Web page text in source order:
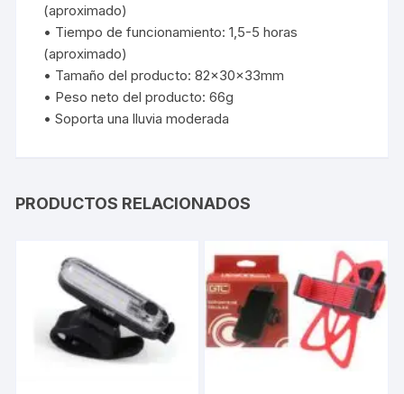
(aproximado)
• Tiempo de funcionamiento: 1,5-5 horas
(aproximado)
• Tamaño del producto: 82x30x33mm
• Peso neto del producto: 66g
• Soporta una lluvia moderada
PRODUCTOS RELACIONADOS